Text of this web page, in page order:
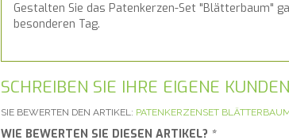
Gestalten Sie das Patenkerzen-Set "Blätterbaum"
besonderen Tag.
SCHREIBEN SIE IHRE EIGENE
SIE BEWERTEN DEN ARTIKEL: PATENKERZENSET
WIE BEWERTEN SIE DIESEN ARTIKEL? *